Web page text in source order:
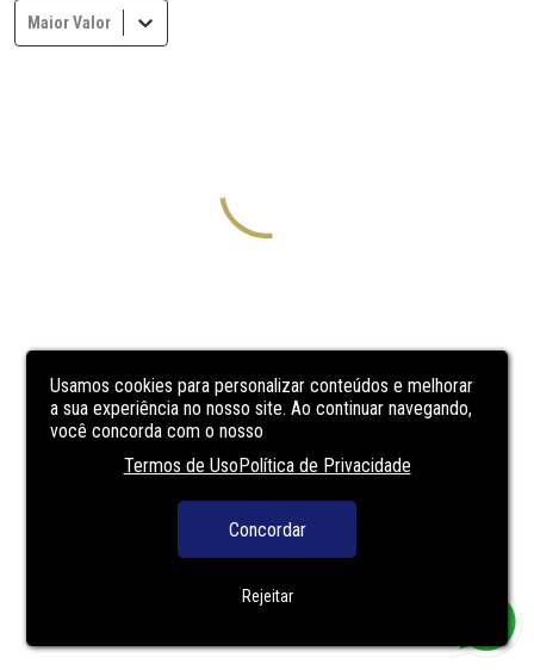
Usamos cookies para personalizar conteúdos e melhorar
a sua experiência no nosso site. Ao continuar navegando,
você concorda com o nosso
Termos de UsoPolítica de Privacidade
Concordar
Rejeitar
Maior Valor